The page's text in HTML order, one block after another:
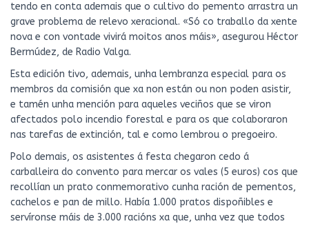
tendo en conta ademais que o cultivo do pemento arrastra un
grave problema de relevo xeracional. «Só co traballo da xente
nova e con vontade vivirá moitos anos máis», asegurou Héctor
Bermúdez, de Radio Valga.
Esta edición tivo, ademais, unha lembranza especial para os
membros da comisión que xa non están ou non poden asistir,
e tamén unha mención para aqueles veciños que se viron
afectados polo incendio forestal e para os que colaboraron
nas tarefas de extinción, tal e como lembrou o pregoeiro.
Polo demais, os asistentes á festa chegaron cedo á
carballeira do convento para mercar os vales (5 euros) cos que
recollían un prato conmemorativo cunha ración de pementos,
cachelos e pan de millo. Había 1.000 pratos dispoñibles e
servíronse máis de 3.000 racións xa que, unha vez que todos